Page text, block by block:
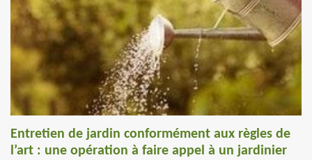
Entretien de jardin conformément aux règles de
l’art : une opération à faire appel à un jardinier